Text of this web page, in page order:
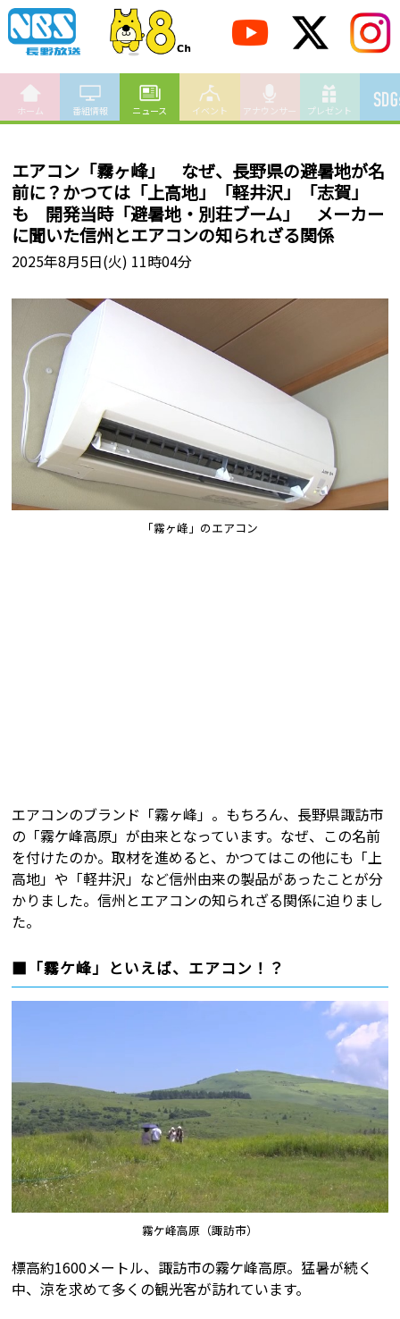
ホーム 番組情報 ニュース イベント アナウンサー プレゼント
エアコン「霧ヶ峰」 なぜ、長野県の避暑地が名
前に？かつては「上高地」「軽井沢」「志賀」
も 開発当時「避暑地・別荘ブーム」 メーカー
に聞いた信州とエアコンの知られざる関係
2025年8月5日(火) 11時04分
「霧ヶ峰」のエアコン
エアコンのブランド「霧ヶ峰」。もちろん、長野県諏訪市
の「霧ケ峰高原」が由来となっています。なぜ、この名前
を付けたのか。取材を進めると、かつてはこの他にも「上
高地」や「軽井沢」など信州由来の製品があったことが分
かりました。信州とエアコンの知られざる関係に迫りまし
た。
■「霧ケ峰」といえば、エアコン！？
霧ケ峰高原（諏訪市）
標高約1600メートル、諏訪市の霧ケ峰高原。猛暑が続く
中、涼を求めて多くの観光客が訪れています。